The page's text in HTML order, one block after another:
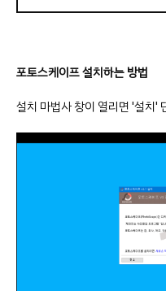
포토스케이프 설치하는 방법
설치 마법사 창이 열리면 '설치'